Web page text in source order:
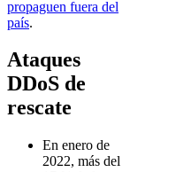
propaguen fuera del
país.
Ataques
DDoS de
rescate
En enero de
2022, más del